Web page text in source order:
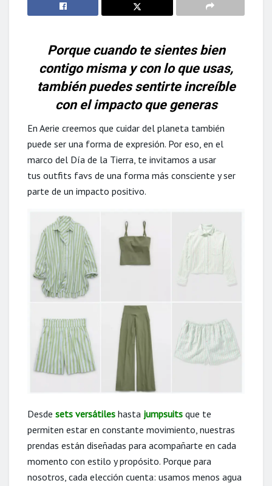
Porque cuando te sientes bien
contigo misma y con lo que usas,
también puedes sentirte increíble
con el impacto que generas
En Aerie creemos que cuidar del planeta también
puede ser una forma de expresión. Por eso, en el
marco del Día de la Tierra, te invitamos a usar
tus outfits favs de una forma más consciente y ser
parte de un impacto positivo.
Desde sets versátiles hasta jumpsuits que te
permiten estar en constante movimiento, nuestras
prendas están diseñadas para acompañarte en cada
momento con estilo y propósito. Porque para
nosotros, cada elección cuenta: usamos menos agua